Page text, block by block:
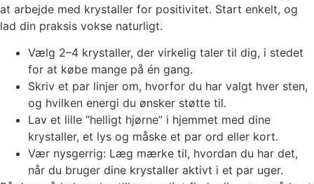
at arbejde med krystaller for positivitet. Start enkelt, og
lad din praksis vokse naturligt.
Vælg 2–4 krystaller, der virkelig taler til dig, i stedet
for at købe mange på én gang.
Skriv et par linjer om, hvorfor du har valgt hver sten,
og hvilken energi du ønsker støtte til.
Lav et lille “helligt hjørne” i hjemmet med dine
krystaller, et lys og måske et par ord eller kort.
Vær nysgerrig: Læg mærke til, hvordan du har det,
når du bruger dine krystaller aktivt i et par uger.